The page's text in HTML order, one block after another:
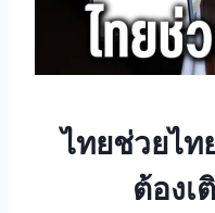
ไทยช่วยไท
ต้องเ